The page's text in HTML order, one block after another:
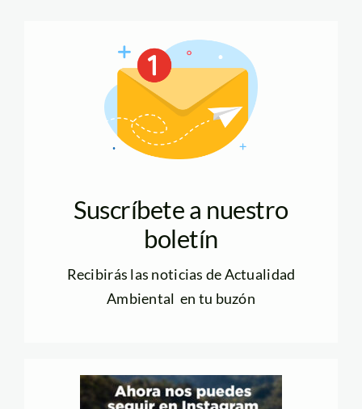
Suscríbete a nuestro
boletín
Recibirás las noticias de Actualidad
Ambiental en tu buzón